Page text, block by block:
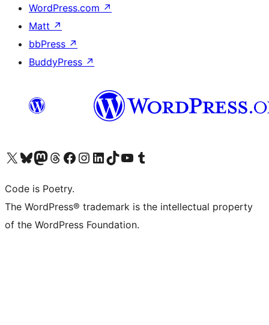
WordPress.com ↗
Matt ↗
bbPress ↗
BuddyPress ↗
ຢ້ຽມຊົມບັນຊີ X (ຊື່ເກົ່າ Twitter) ຂອງພວກເຮົາຢ້ຽມຊົມບັນຊີ Bluesky ຂອງພວກເຮົາຢ້ຽມຊົມບັນຊີ Mastodon ຂອງພວກເຮົາຢ້ຽມຊົມບັນຊີ Threads ຂອງພວກເຮົາຢ້ຽມຊົມໜ້າ Facebook ຂອງພວກເຮົາຢ້ຽມຊົມບັນຊີ Instagram ຂອງພວກເຮົາຢ້ຽມຊົມບັນຊີ LinkedIn ຂອງພວກເຮົາຢ້ຽມຊົມບັນຊີ TikTok ຂອງພວກເຮົາຢ້ຽມຊົມຊ່ອງ YouTube ຂອງພວກເຮົາຢ້ຽມຊົມບັນຊີ Tumblr ຂອງພວກເຮົາ
Code is Poetry.
The WordPress® trademark is the intellectual property
of the WordPress Foundation.